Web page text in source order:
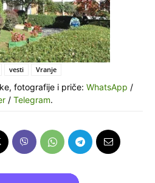
vesti Vranje
fotografije i priče: WhatsApp /
/ Telegram.